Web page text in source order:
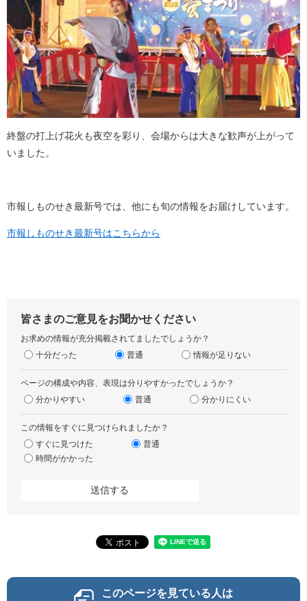
終盤の打上げ花火も夜空を彩り、会場からは大きな歓声が上がって
いました。
市報しものせき最新号では、他にも旬の情報をお届けしています。
市報しものせき最新号はこちらから
皆さまのご意見をお聞かせください
お求めの情報が充分掲載されてましたでしょうか？
十分だった
普通 情報が足りない
ページの構成や内容、表現は分りやすかったでしょうか？
分かりやすい
普通 分かりにくい
この情報をすぐに見つけられましたか？
すぐに見つけた
普通
時間がかかった
このページを見ている人は